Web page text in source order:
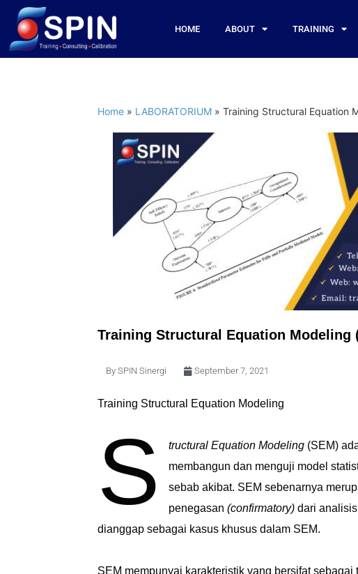
HOME ABOUT TRAINING
Home » LABORATORIUM » Training Structural Equation
Training Structural Equation Modeling
By SPIN Sinergi September 7, 2021
Training Structural Equation Modeling
S tructural Equation Modeling (SEM)
membangun dan menguji model
sebab akibat. SEM sebenarnya
penegasan(confirmatory) dari
dianggap sebagai kasus khusus dalam SEM.
SEM mempunyai karakteristik yang bersifat